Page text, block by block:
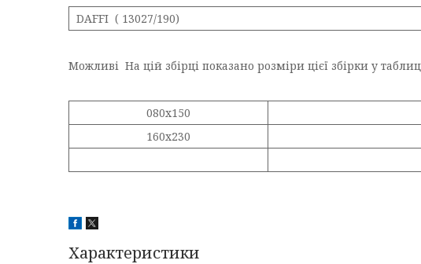
DAFFI ( 13027/190)
Можливі На цій збірці показано розміри цієї збірки у
080х150
160х230
Характеристики